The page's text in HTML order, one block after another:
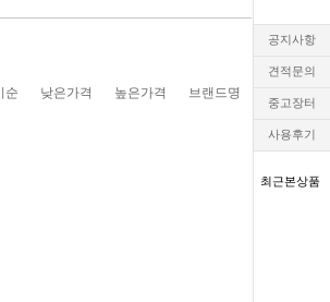
공지사항
견적문의
중고장터
사용후기
최근본상품
순 낮은가격 높은가격 브랜드명